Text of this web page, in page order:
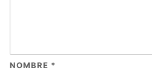
NOMBRE *